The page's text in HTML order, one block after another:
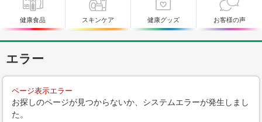
健康食品 スキンケア 健康グッズ お客様の声
エラー
ページ表示エラー
お探しのページが見つからないか、システムエラーが発生しまし
た。